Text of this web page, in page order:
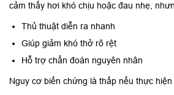
cảm thấy hơi khó chịu hoặc đau nhẹ,
Thủ thuật diễn ra nhanh
Giúp giảm khó thở rõ rệt
Hỗ trợ chẩn đoán nguyên nhân
Nguy cơ biến chứng là thấp nếu thực